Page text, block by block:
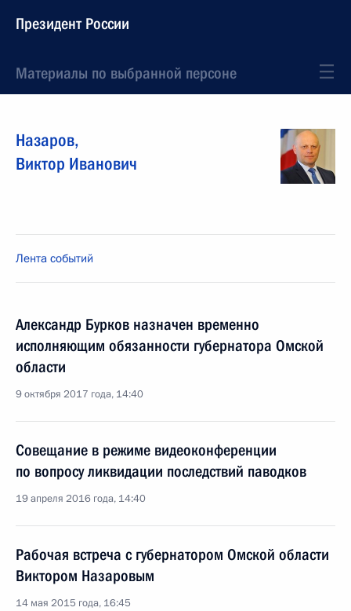
Президент России
Материалы по выбранной персоне
Назаров,
Виктор Иванович
Лента событий
Александр Бурков назначен временно
исполняющим обязанности губернатора Омской
области
9 октября 2017 года, 14:40
Совещание в режиме видеоконференции
по вопросу ликвидации последствий паводков
19 апреля 2016 года, 14:40
Рабочая встреча с губернатором Омской области
Виктором Назаровым
14 мая 2015 года, 16:45